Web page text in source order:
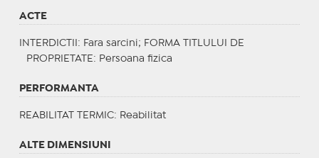
ACTE
INTERDICTII : Fara sarcini; FORMA TITLULUI DE
PROPRIETATE : Persoana fizica
PERFORMANTA
REABILITAT TERMIC: Reabilitat
ALTE DIMENSIUNI